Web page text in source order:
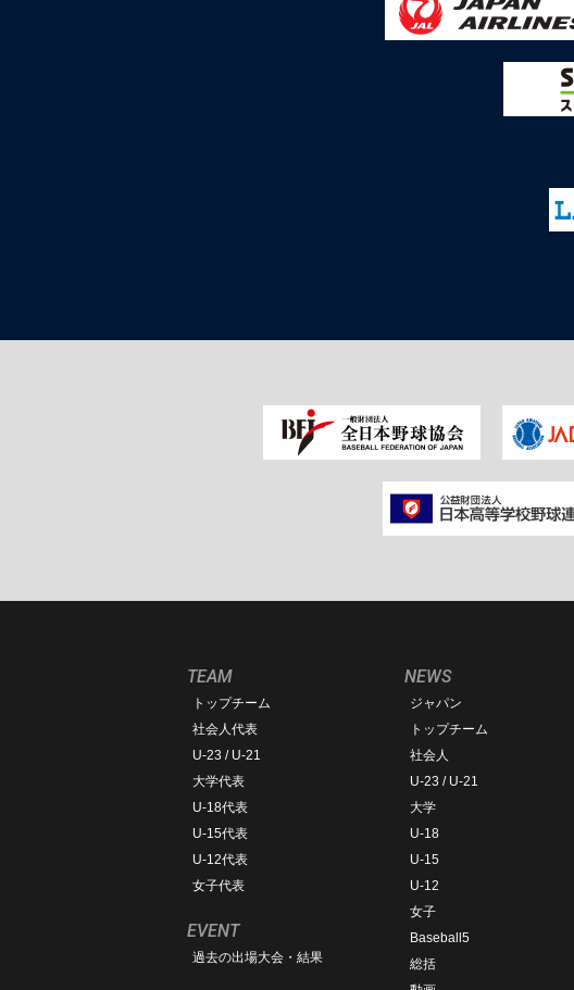
TEAM
トップチーム
社会人代表
U-23 / U-21
大学代表
U-18代表
U-15代表
U-12代表
女子代表
EVENT
過去の出場大会・結果
NEWS
ジャパン
トップチーム
社会人
U-23 / U-21
大学
U-18
U-15
U-12
女子
Baseball5
総括